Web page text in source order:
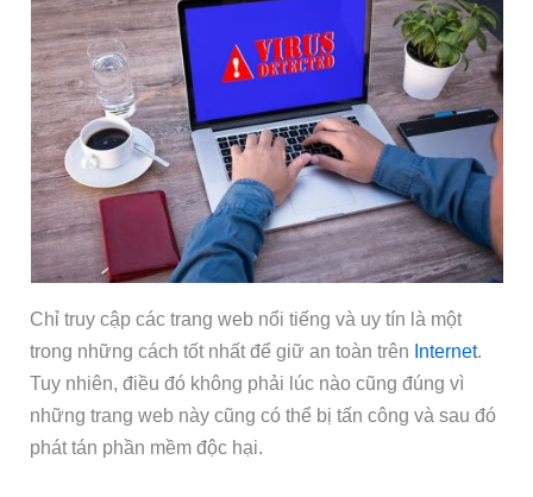
Chỉ truy cập các trang web nổi tiếng và uy tín là một
trong những cách tốt nhất để giữ an toàn trên Internet.
Tuy nhiên, điều đó không phải lúc nào cũng đúng vì
những trang web này cũng có thể bị tấn công và sau đó
phát tán phần mềm độc hại.